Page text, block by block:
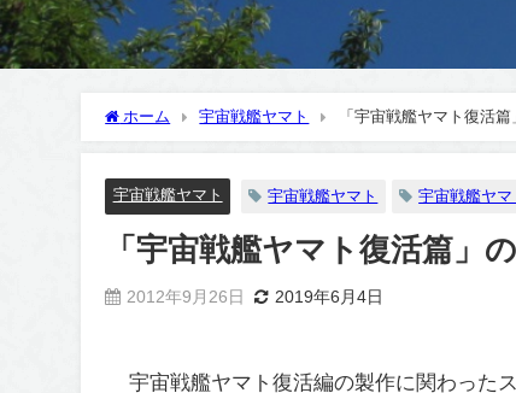
ホーム 宇宙戦艦ヤマト 「宇宙戦艦ヤマト復活
宇宙戦艦ヤマト 宇宙戦艦ヤマト 宇宙戦艦ヤマ
「宇宙戦艦ヤマト復活篇」
2012年9月26日 2019年6月4日
宇宙戦艦ヤマト復活編の製作に関わった